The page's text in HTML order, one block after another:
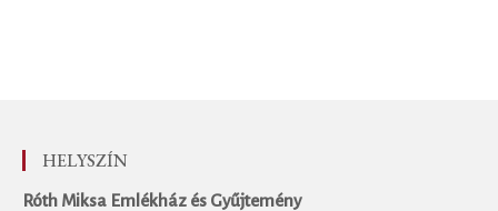
HELYSZÍN
Róth Miksa Emlékház és Gyűjtemény